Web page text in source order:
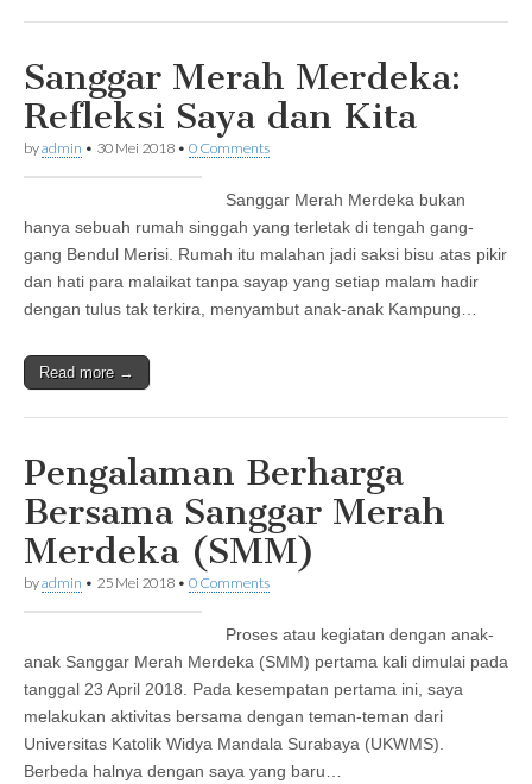
Sanggar Merah Merdeka:
Refleksi Saya dan Kita
byadmin • 30 Mei 2018 • 0 Comments
Sanggar Merah Merdeka bukan
hanya sebuah rumah singgah yang terletak di tengah gang-
gang Bendul Merisi. Rumah itu malahan jadi saksi bisu atas pikir
dan hati para malaikat tanpa sayap yang setiap malam hadir
dengan tulus tak terkira, menyambut anak-anak Kampung…
Read more →
Pengalaman Berharga
Bersama Sanggar Merah
Merdeka (SMM)
byadmin • 25 Mei 2018 • 0 Comments
Proses atau kegiatan dengan anak-
anak Sanggar Merah Merdeka (SMM) pertama kali dimulai pada
tanggal 23 April 2018. Pada kesempatan pertama ini, saya
melakukan aktivitas bersama dengan teman-teman dari
Universitas Katolik Widya Mandala Surabaya (UKWMS).
Berbeda halnya dengan saya yang baru…